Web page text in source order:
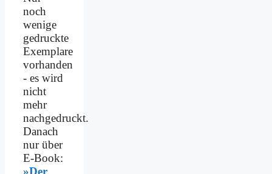
noch
wenige
gedruckte
Exemplare
vorhanden
- es wird
nicht
mehr
nachgedruckt.
Danach
nur über
E-Book:
»Der